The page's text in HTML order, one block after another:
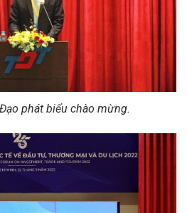
phát biểu chào mừng.